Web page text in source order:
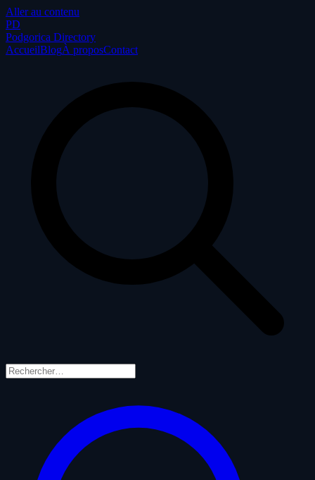
Aller au contenu
PD
Podgorica Directory
AccueilBlogÀ proposContact